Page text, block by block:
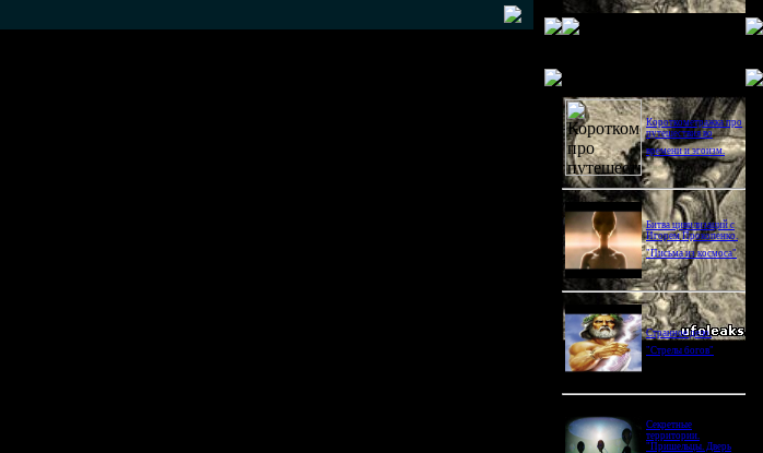
Короткометражка про
путешествия во
времени и эгоизм.
Битва цивилизаций с
Игорем Прокопенко.
"Письма из космоса"
Странное дело.
"Стрелы богов"
Секретные
территории.
"Пришельцы. Дверь